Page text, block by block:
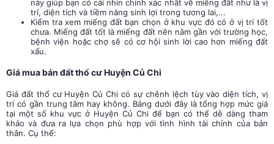
này giúp bạn có cái nhìn chính xác nhất về miếng đất như là vị
trí, diện tích và tiềm năng sinh lợi trong tương lai,...
Kiểm tra xem miếng đất bạn chọn ở khu vực đó có ở vị trí tốt
chưa. Miếng đất tốt là miếng đất nên nằm gần với trường học,
bệnh viện hoặc chợ sẽ có cơ hội sinh lời cao hơn miếng đất
xấu.
Giá mua bán đất thổ cư Huyện Củ Chi
Giá đất thổ cư Huyện Củ Chi có sự chênh lệch tùy vào diện tích, vị
trí có gần trung tâm hay không. Bảng dưới đây là tổng hợp mức giá
tại một số khu vực ở Huyện Củ Chi để bạn có thể dễ dàng tham
khảo và đưa ra lựa chọn phù hợp với tình hình tài chính của bản
thân. Cụ thể: